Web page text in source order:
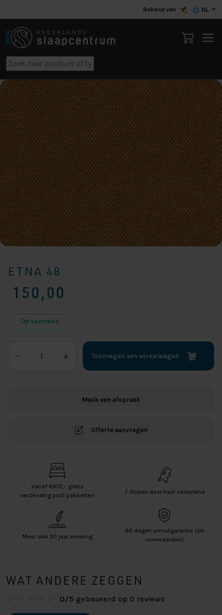
Bekend van NL
ETNA 48
150,00
Op voorraad
–
48
+ Toevoegen aan winkelwagen
Maak een afspraak
Offerte aanvragen
Vanaf €100,- gratis
verzending post pakketten
7 filialen door heel nederland
Meer dan 30 jaar ervaring
90 dagen omruilgarantie (zie
voorwaarden)
WAT ANDERE ZEGGEN
0/5 gebaseerd op 0 reviews